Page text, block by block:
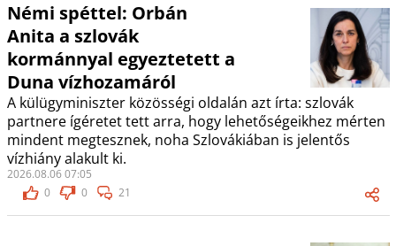
Némi spéttel: Orbán
Anita a szlovák
kormánnyal egyeztetett a
Duna vízhozamáról
A külügyminiszter közösségi oldalán azt írta: szlovák
partnere ígéretet tett arra, hogy lehetőségeikhez mérten
mindent megtesznek, noha Szlovákiában is jelentős
vízhiány alakult ki.
2026.08.06 07:05
0
0 21